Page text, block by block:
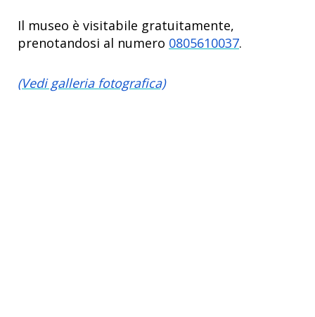
Il museo è visitabile gratuitamente,
prenotandosi al numero 0805610037.
(Vedi galleria fotografica)